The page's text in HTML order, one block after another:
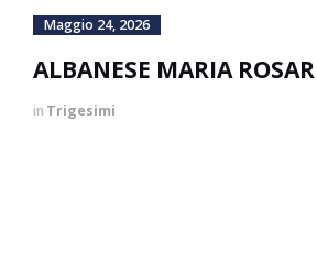
Maggio 24, 2026
ALBANESE MARIA
in Trigesimi